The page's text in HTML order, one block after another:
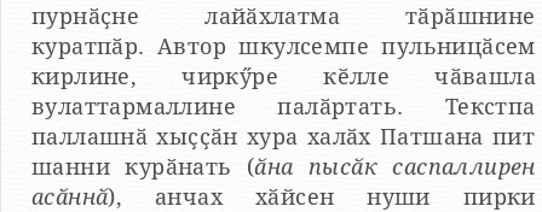
пурнӑҫне лайӑхлатма тӑрӑшнине
куратпӑр. Автор шкулсемпе пульницӑсем
кирлине, чиркӳре кӗлле чӑвашла
вулаттармаллине палӑртать. Текстпа
паллашнӑ хыҫҫӑн хура халӑх Патшана пит
шанни курӑнать (ӑна пысӑк саспаллирен
асӑннӑ), анчах хӑйсен нуши пирки